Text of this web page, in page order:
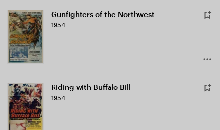
Gunfighters of the Northwest
1954
Riding with Buffalo Bill
1954